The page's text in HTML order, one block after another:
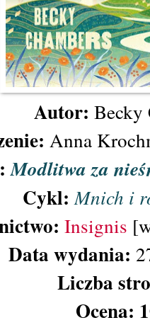
Autor: Becky
Anna
Modlitwa za
Cykl:Mnich i
Insignis
Data wydania:
Liczba
Ocena: